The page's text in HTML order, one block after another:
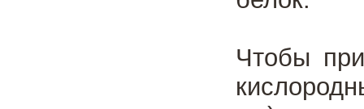
Чтобы